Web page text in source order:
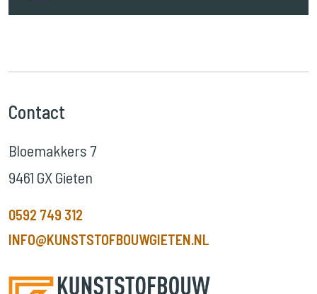
Contact
Bloemakkers 7
9461 GX Gieten
0592 749 312
INFO@KUNSTSTOFBOUWGIETEN.NL